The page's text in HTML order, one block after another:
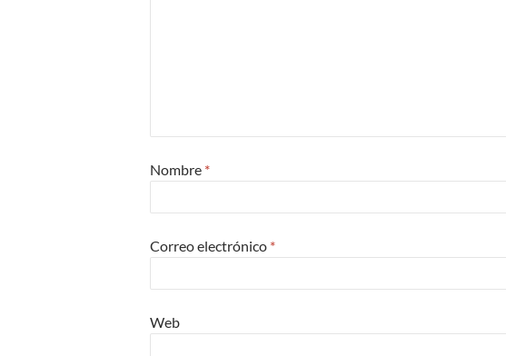
Nombre *
Correo electrónico *
Web